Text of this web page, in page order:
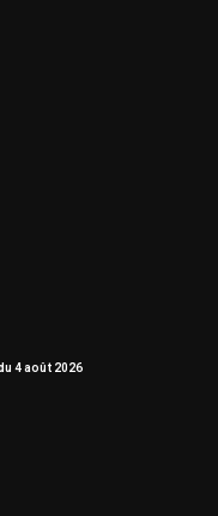
4 août 2026